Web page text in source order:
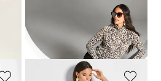
Jeans mit feinem Fransensaum
109,95 €
+20 Farben